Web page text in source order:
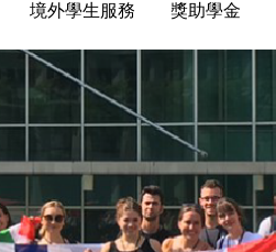
境外學生服務 獎助學金